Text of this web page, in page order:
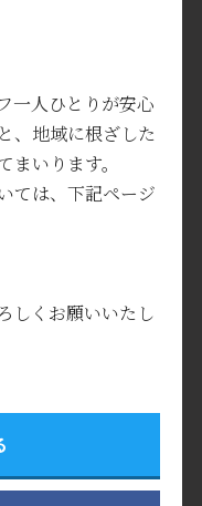
一人ひとりが安心
、地域に根ざした
いります。
ては、下記ページ
しくお願いいたし